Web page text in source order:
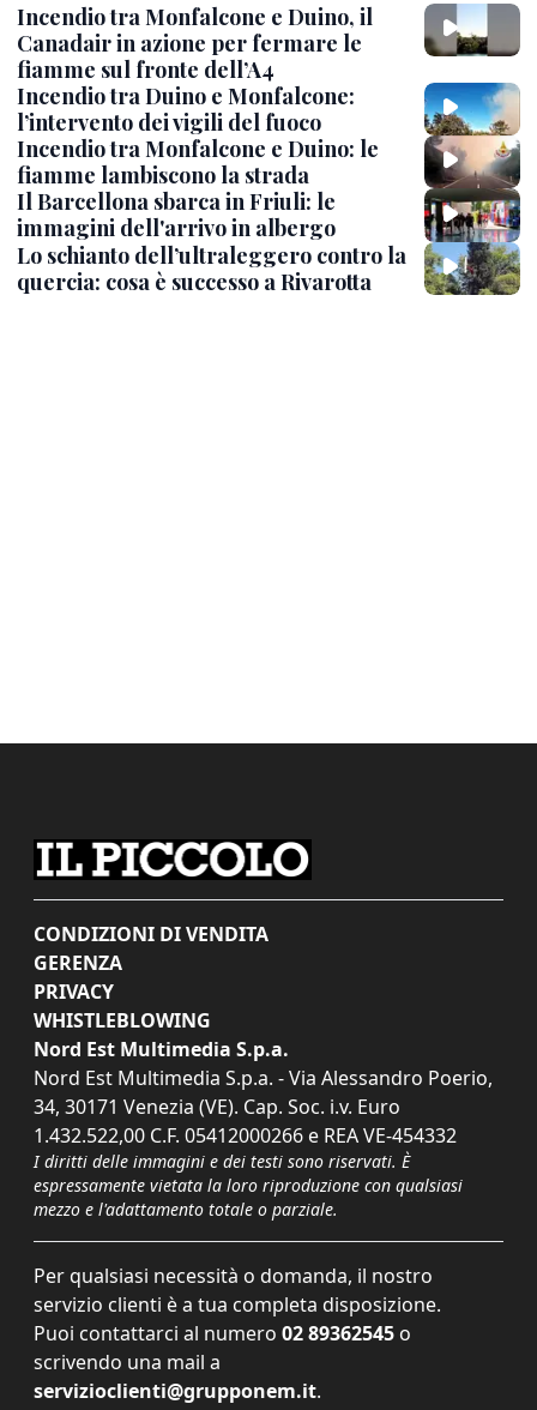
Incendio tra Monfalcone e Duino, il
Canadair in azione per fermare le
fiamme sul fronte dell’A4
Incendio tra Duino e Monfalcone:
l’intervento dei vigili del fuoco
Incendio tra Monfalcone e Duino: le
fiamme lambiscono la strada
Il Barcellona sbarca in Friuli: le
immagini dell'arrivo in albergo
Lo schianto dell’ultraleggero contro la
quercia: cosa è successo a Rivarotta
CONDIZIONI DI VENDITA
GERENZA
PRIVACY
WHISTLEBLOWING
Nord Est Multimedia S.p.a.
Nord Est Multimedia S.p.a. - Via Alessandro Poerio,
34, 30171 Venezia (VE). Cap. Soc. i.v. Euro
1.432.522,00 C.F. 05412000266 e REA VE-454332
I diritti delle immagini e dei testi sono riservati. È
espressamente vietata la loro riproduzione con qualsiasi
mezzo e l'adattamento totale o parziale.
Per qualsiasi necessità o domanda, il nostro
servizio clienti è a tua completa disposizione.
Puoi contattarci al numero 02 89362545 o
scrivendo una mail a
servizioclienti@grupponem.it.